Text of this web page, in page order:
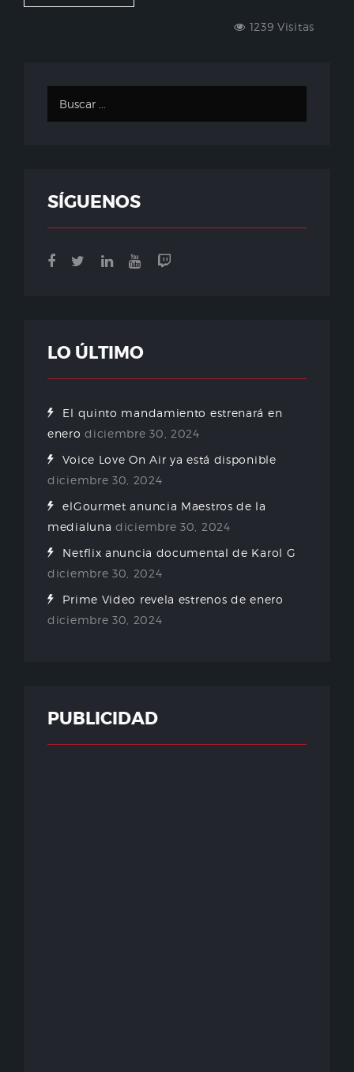
1239 Visitas
SÍGUENOS
LO ÚLTIMO
El quinto mandamiento estrenará en
enero diciembre 30, 2024
Voice Love On Air ya está disponible
diciembre 30, 2024
elGourmet anuncia Maestros de la
medialuna diciembre 30, 2024
Netflix anuncia documental de Karol G
diciembre 30, 2024
Prime Video revela estrenos de enero
diciembre 30, 2024
PUBLICIDAD